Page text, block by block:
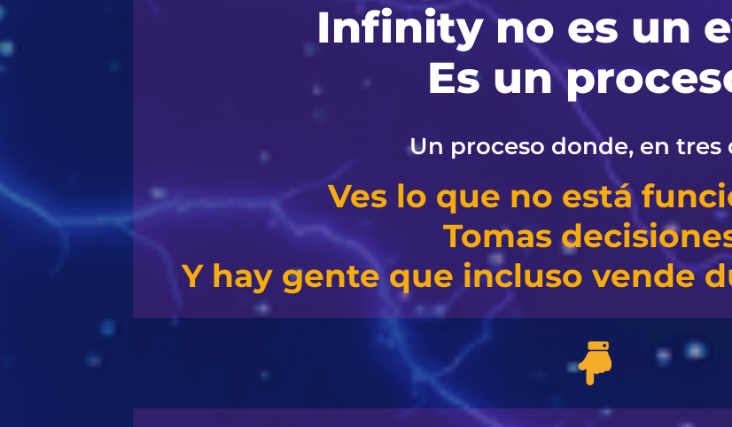
Infinity no es un
Es un
Un proceso donde, en tres
Ves lo que no está
Tomas
Y hay gente que incluso vende